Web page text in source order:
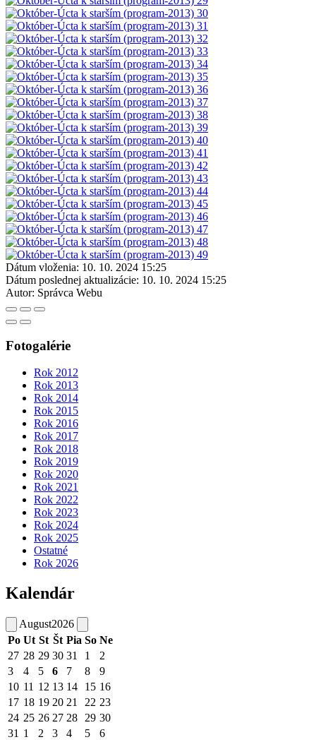
Dátum vloženia: 10. 10. 2024 15:25
Dátum poslednej aktualizácie: 10. 10. 2024 15:25
Autor: Správca Webu
Fotogalérie
Rok 2012
Rok 2013
Rok 2014
Rok 2015
Rok 2016
Rok 2017
Rok 2018
Rok 2019
Rok 2020
Rok 2021
Rok 2022
Rok 2023
Rok 2024
Rok 2025
Ostatné
Rok 2026
Kalendár
August2026
Po Ut St Št Pia So Ne
27 28 29 30 31 1
2
3
4 5 6 7 8
9
10 11 12 13 14 15 16
17 18 19 20 21 22 23
24 25 26 27 28 29 30
31 1 2 3 4 5 6